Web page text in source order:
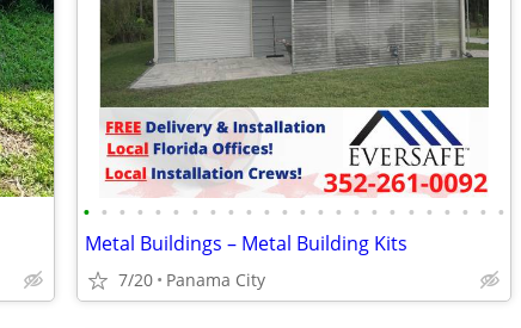
• • • • • • • • • • • • • • • • • • • • • • • •
Metal Buildings – Metal Building Kits
7/20 Panama City